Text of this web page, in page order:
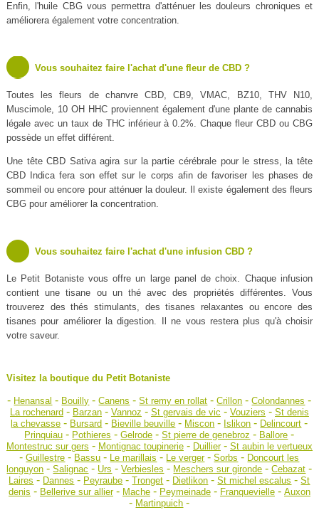
Enfin, l'huile CBG vous permettra d'atténuer les douleurs chroniques et
améliorera également votre concentration.
Vous souhaitez faire l'achat d'une fleur de CBD ?
Toutes les fleurs de chanvre CBD, CB9, VMAC, BZ10, THV N10,
Muscimole, 10 OH HHC proviennent également d'une plante de cannabis
légale avec un taux de THC inférieur à 0.2%. Chaque fleur CBD ou CBG
possède un effet différent.
Une tête CBD Sativa agira sur la partie cérébrale pour le stress, la tête
CBD Indica fera son effet sur le corps afin de favoriser les phases de
sommeil ou encore pour atténuer la douleur. Il existe également des fleurs
CBG pour améliorer la concentration.
Vous souhaitez faire l'achat d'une infusion CBD ?
Le Petit Botaniste vous offre un large panel de choix. Chaque infusion
contient une tisane ou un thé avec des propriétés différentes. Vous
trouverez des thés stimulants, des tisanes relaxantes ou encore des
tisanes pour améliorer la digestion. Il ne vous restera plus qu'à choisir
votre saveur.
Visitez la boutique du Petit Botaniste
- Henansal - Bouilly -Canens -St remy en rollat -Crillon -Colondannes -
La rochenard- Barzan- Vannoz - St gervais de vic - Vouziers - St denis
la chevasse - Bursard - Bieville beuville - Miscon - Islikon - Delincourt -
Prinquiau - Pothieres -Gelrode -St pierre de genebroz - Ballore -
Montestruc sur gers - Montignac toupinerie- Duillier- St aubin le vertueux
-Guillestre - Bassu - Le marillais - Le verger-Sorbs - Doncourt les
longuyon -Salignac - Urs -Verbiesles - Meschers sur gironde -Cebazat -
Laires - Dannes - Peyraube -Tronget - Dietlikon -St michel escalus -St
denis - Bellerive sur allier- Mache- Peymeinade- Franquevielle- Auxon
- Martinpuich -